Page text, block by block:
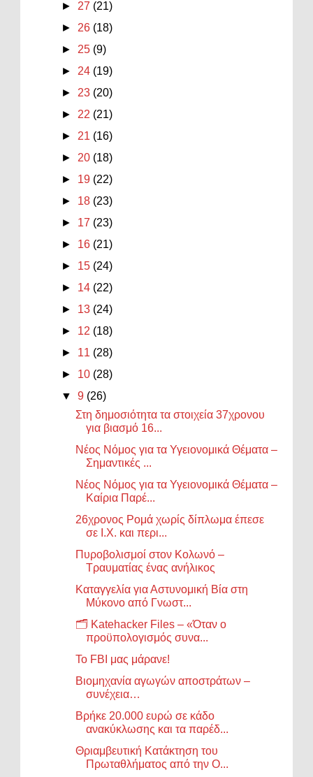
► 27 (21)
► 26 (18)
► 25 (9)
► 24 (19)
► 23 (20)
► 22 (21)
► 21 (16)
► 20 (18)
► 19 (22)
► 18 (23)
► 17 (23)
► 16 (21)
► 15 (24)
► 14 (22)
► 13 (24)
► 12 (18)
► 11 (28)
► 10 (28)
▼9 (26)
Στη δημοσιότητα τα στοιχεία 37χρονου
για βιασμό 16...
Νέος Νόμος για τα Υγειονομικά Θέματα –
Σημαντικές ...
Νέος Νόμος για τα Υγειονομικά Θέματα –
Καίρια Παρέ...
26χρονος Ρομά χωρίς δίπλωμα έπεσε
σε Ι.Χ. και περι...
Πυροβολισμοί στον Κολωνό –
Τραυματίας ένας ανήλικος
Καταγγελία για Αστυνομική Βία στη
Μύκονο από Γνωστ...
🗂️ Katehacker Files – «Όταν ο
προϋπολογισμός συνα...
Το FBI μας μάρανε!
Βιομηχανία αγωγών αποστράτων –
συνέχεια…
Βρήκε 20.000 ευρώ σε κάδο
ανακύκλωσης και τα παρέδ...
Θριαμβευτική Κατάκτηση του
Πρωταθλήματος από την Ο...